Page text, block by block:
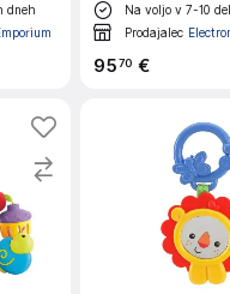
dneh
Na voljo v 7-10
Prodajalec
9570 €